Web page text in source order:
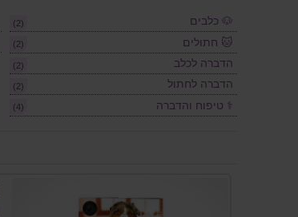
🐶 כלבים (2)
🐱 חתולים (2)
הדברה לכלב (2)
הדברה לחתול (2)
⚕️ טיפוח והדברה (4)